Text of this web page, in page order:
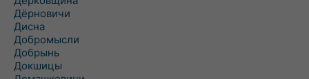
Дёрновичи
Дисна
Добромысли
Добрынь
Докшицы